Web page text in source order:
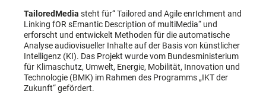
TailoredMedia steht für“ Tailored and Agile enrIchment and
Linking fOR sEmantic Description of multiMedia“ und
erforscht und entwickelt Methoden für die automatische
Analyse audiovisueller Inhalte auf der Basis von künstlicher
Intelligenz (KI). Das Projekt wurde vom Bundesministerium
für Klimaschutz, Umwelt, Energie, Mobilität, Innovation und
Technologie (BMK) im Rahmen des Programms „IKT der
Zukunft“ gefördert.